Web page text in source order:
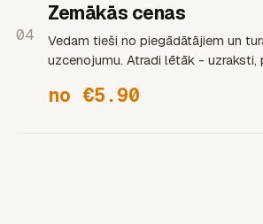
04
Zemākās cenas
Vedam tieši no piegādātājiem un
uzcenojumu. Atradi lētāk - uzraksti,
no €5.90